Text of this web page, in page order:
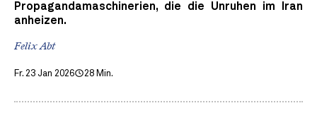
Propagandamaschinerien, die die Unruhen im Iran
anheizen.
Felix Abt
Fr. 23 Jan 2026 28 Min.